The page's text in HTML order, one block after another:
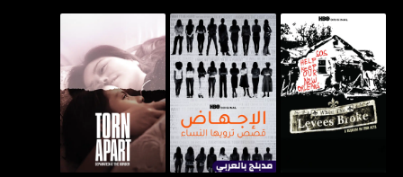
وين ذا ليفز بروك
الإجهاض: قصص ترويها
النساء - أبورشن: ستوريز
ومن تل
تورن أبارت: سيبيراتيد آت
ذي بوردر